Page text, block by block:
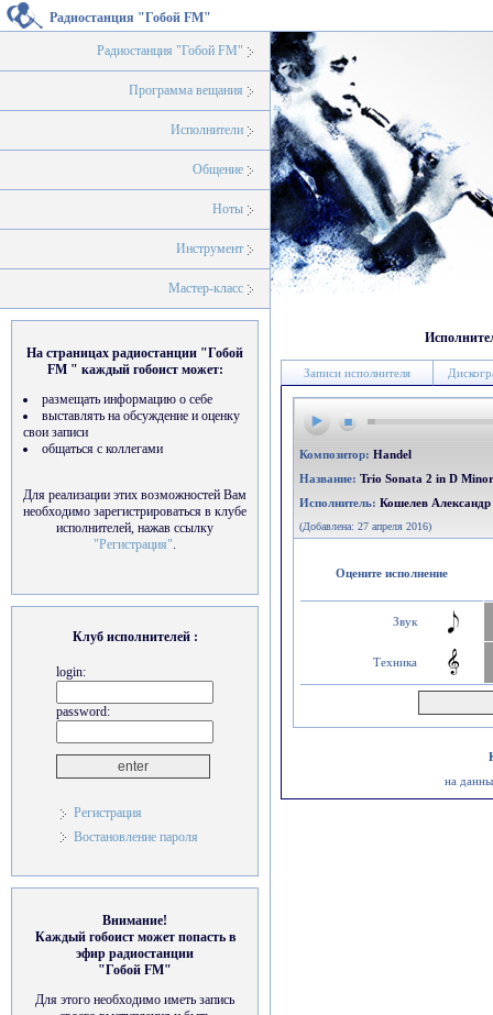
Радиостанция "Гобой FM"
Радиостанция "Гобой FM"
Программа вещания
Исполнители
Общение
Ноты
Инструмент
Мастер-класс
На страницах радиостанции "Гобой
FM " каждый гобоист может:
размещать информацию о себе
выставлять на обсуждение и оценку
свои записи
общаться с коллегами
Для реализации этих возможностей Вам
необходимо зарегистрироваться в клубе
исполнителей, нажав ссылку
"Регистрация".
Клуб исполнителей :
login:
password:
Регистрация
Востановление пароля
Внимание!
Каждый гобоист может попасть в
эфир радиостанции
"Гобой FM"
Для этого необходимо иметь запись
Записи исполнителя
Композитор: Handel
Название: Trio Sonata 2 in D
Исполнитель: Кошелев Александр
(Добавлена: 27 апреля 2016)
Оцените исполнение
Звук
Техника
на